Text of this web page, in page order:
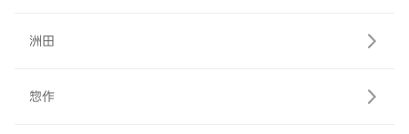
洲田
惣作